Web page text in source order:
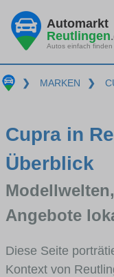
Automarkt
Reutlingen
Autos einfach finden
❯ MARKEN ❯
Cupra in
Überblick
Angebote
Diese Seite
Kontext von